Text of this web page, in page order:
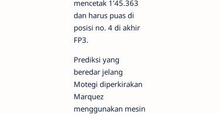
mencetak 1’45.363
dan harus puas di
posisi no. 4 di akhir
FP3.
Prediksi yang
beredar jelang
Motegi diperkirakan
Marquez
menggunakan mesin